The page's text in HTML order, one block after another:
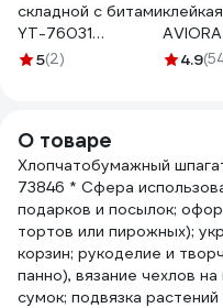
складной с битами
YT-76031
371576031 092 1
5(2)
м, 50
4.9
О товаре
Хлопчатобумажный
73846 * Сфера
подарков и посылок;
тортов или пирожных);
корзин; рукоделие и
панно), вязание чехлов
сумок; подвязка